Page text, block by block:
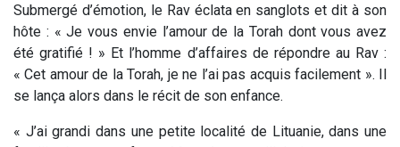
Submergé d’émotion, le Rav éclata en sanglots et dit à son
hôte : « Je vous envie l’amour de la Torah dont vous avez
été gratifié ! » Et l’homme d’affaires de répondre au Rav :
« Cet amour de la Torah, je ne l’ai pas acquis facilement ». Il
se lança alors dans le récit de son enfance.
« J’ai grandi dans une petite localité de Lituanie, dans une